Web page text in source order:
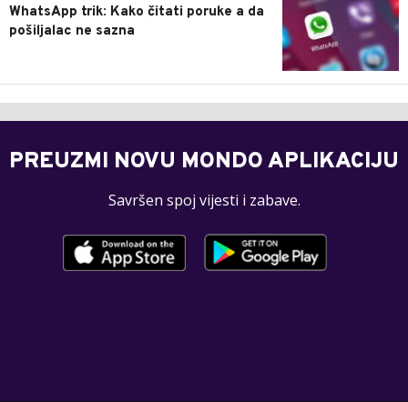
WhatsApp trik: Kako čitati poruke a da
pošiljalac ne sazna
PREUZMI NOVU MONDO APLIKACIJU
Savršen spoj vijesti i zabave.